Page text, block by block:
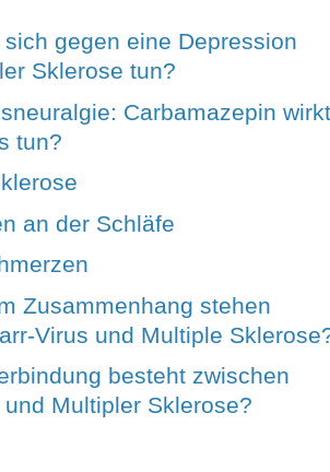
gegen eine Depression
Sklerose tun?
Carbamazepin wirkt
tun?
an der Schläfe
Zusammenhang stehen
Virus und Multiple
besteht zwischen
Multipler Sklerose?